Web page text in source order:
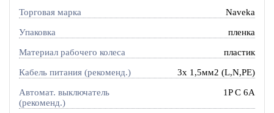
Торговая марка Naveka
Упаковка пленка
Материал рабочего колеса пластик
Кабель питания (рекоменд.) 3х 1,5мм2 (L,N,PE)
Автомат. выключатель
(рекоменд.)
1P C 6A